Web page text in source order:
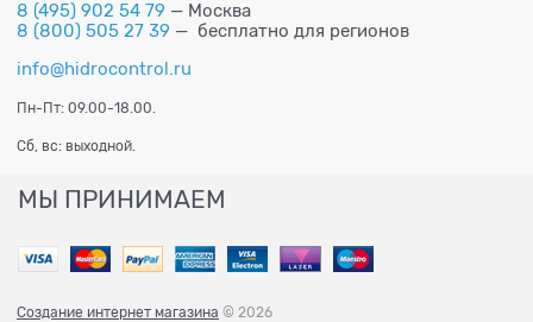
8 (495) 902 54 79 — Москва
8 (800) 505 27 39 — бесплатно для регионов
info@hidrocontrol.ru
Пн-Пт: 09.00-18.00.
Сб, вс: выходной.
МЫ ПРИНИМАЕМ
Создание интернет магазина © 2026